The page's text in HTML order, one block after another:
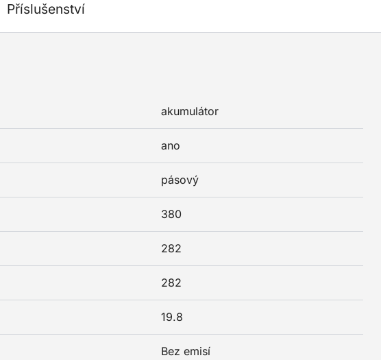
akumulátor
ano
pásový
380
282
282
19.8
Bez emisí
Příslušenství